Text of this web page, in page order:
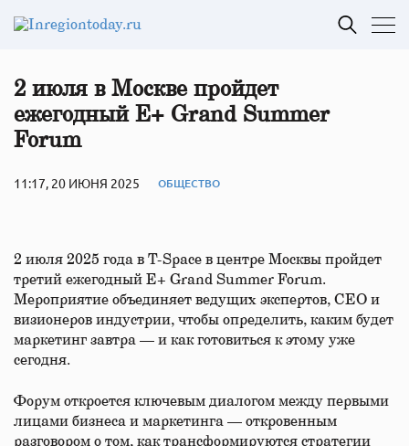
2 июля в Москве пройдет
ежегодный E+ Grand Summer
Forum
11:17, 20 ИЮНЯ 2025 ОБЩЕСТВО
2 июля 2025 года в T-Space в центре Москвы пройдет
третий ежегодный E+ Grand Summer Forum.
Мероприятие объединяет ведущих экспертов, СЕО и
визионеров индустрии, чтобы определить, каким будет
маркетинг завтра — и как готовиться к этому уже
сегодня.
Форум откроется ключевым диалогом между первыми
лицами бизнеса и маркетинга — откровенным
разговором о том, как трансформируются стратегии